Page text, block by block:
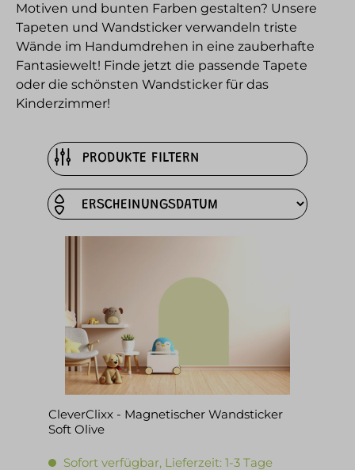
Motiven und bunten Farben gestalten? Unsere
Tapeten und Wandsticker verwandeln triste
Wände im Handumdrehen in eine zauberhafte
Fantasiewelt! Finde jetzt die passende Tapete
oder die schönsten Wandsticker für das
Kinderzimmer!
PRODUKTE FILTERN
CleverClixx - Magnetischer Wandsticker
Soft Olive
Sofort verfügbar, Lieferzeit: 1-3 Tage